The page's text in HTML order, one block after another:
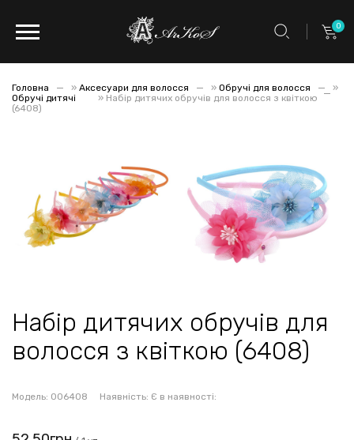
0
Головна » Аксесуари для волосся » Обручі для волосся
»
Обручі дитячі
» Набір дитячих обручів для волосся з квіткою
(6408)
Набір дитячих обручів для
волосся з квіткою (6408)
Модель: 006408 Наявність: Є в наявності: